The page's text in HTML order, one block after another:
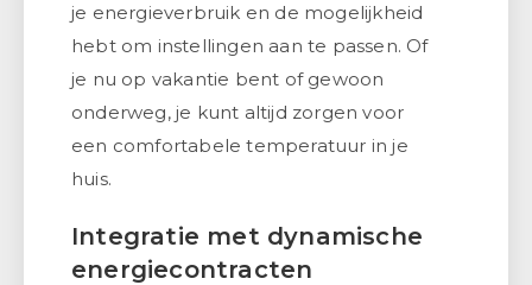
je energieverbruik en de mogelijkheid
hebt om instellingen aan te passen. Of
je nu op vakantie bent of gewoon
onderweg, je kunt altijd zorgen voor
een comfortabele temperatuur in je
huis.
Integratie met dynamische
energiecontracten